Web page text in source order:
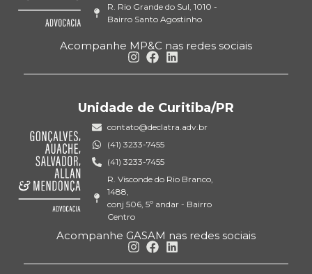
R. Rio Grande do Sul, 1010 -
Bairro Santo Agostinho
Acompanhe MP&C nas redes sociais
Unidade de Curitiba/PR
contato@declatra.adv.br
(41) 3233-7455
(41) 3233-7455
R. Visconde do Rio Branco,
1488,
conj 506, 5º andar - Bairro
Centro
Acompanhe GASAM nas redes sociais